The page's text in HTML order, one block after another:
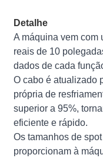
Detalhe
A máquina vem com
reais de 10
dados de cada
O cabo é atualizado
própria de
superior a 95%,
eficiente e rápido.
Os tamanhos de
proporcionam à